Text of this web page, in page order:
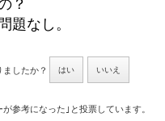
？
題なし。
したか？ はい いいえ
参考になった｣と投票しています。